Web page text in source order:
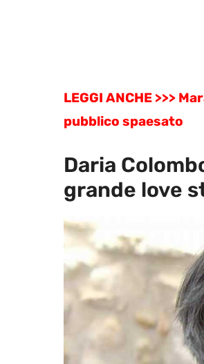
LEGGI ANCHE >>>
pubblico spaesato
Daria
grande love